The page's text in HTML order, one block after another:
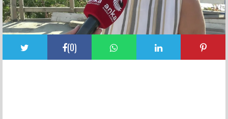
(0)